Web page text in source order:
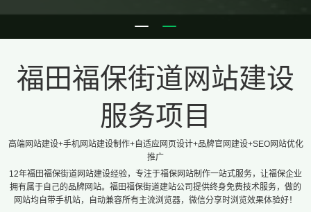
福田福保街道网站建设
服务项目
高端网站建设+手机网站建设制作+自适应网页设计+品牌官网建设+SEO网站优化
推广
12年福田福保街道网站建设经验，专注于福保网站制作一站式服务，让福保企业
拥有属于自己的品牌网站。福田福保街道建站公司提供终身免费技术服务，做的
网站均自带手机站，自动兼容所有主流浏览器，微信分享时浏览效果体验好！